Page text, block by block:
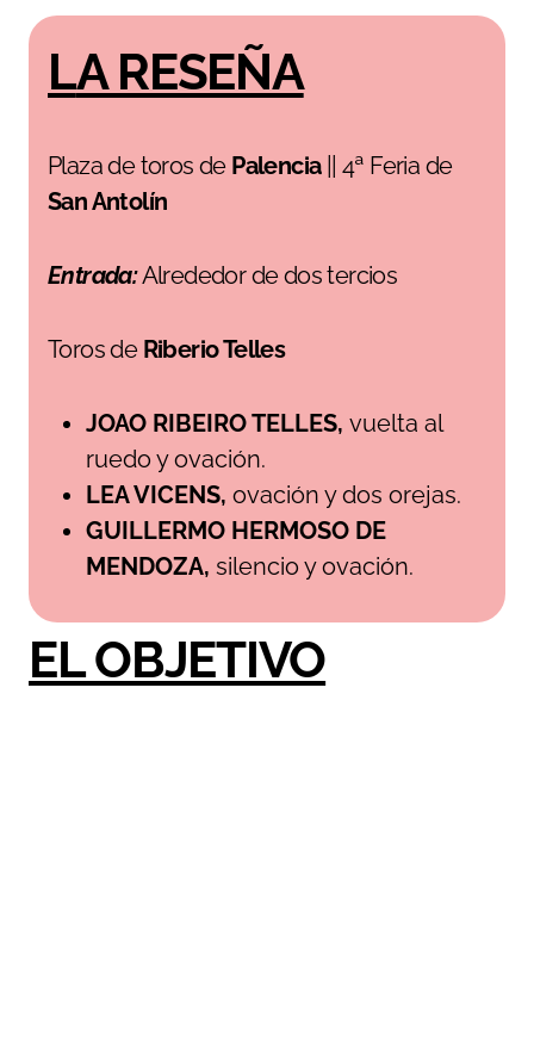
LA RESEÑA
Plaza de toros de Palencia|| 4ª Feria de
San Antolín
Entrada:Alrededor de dos tercios
Toros de Riberio Telles
JOAO RIBEIRO TELLES, vuelta al
ruedo y ovación.
LEA VICENS, ovación y dos orejas.
GUILLERMO HERMOSO DE
MENDOZA, silencio y ovación.
EL OBJETIVO